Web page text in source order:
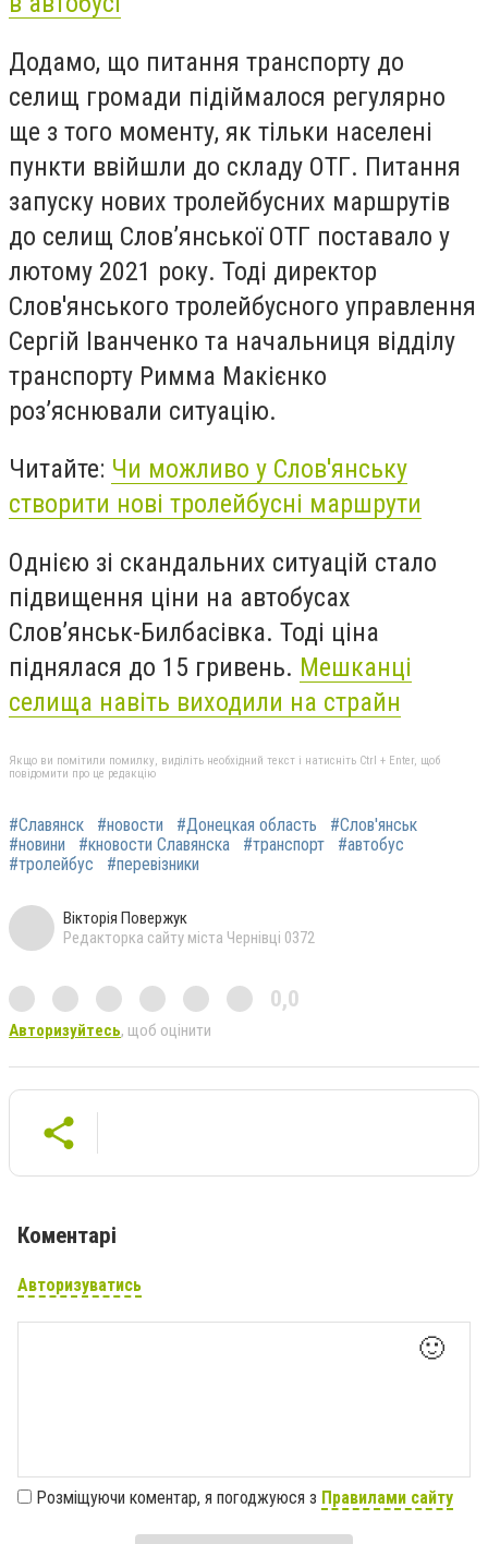
Додамо, що питання транспорту до
селищ громади підіймалося регулярно
ще з того моменту, як тільки населені
пункти ввійшли до складу ОТГ. Питання
запуску нових тролейбусних маршрутів
до селищ Слов’янської ОТГ поставало у
лютому 2021 року. Тоді директор
Слов'янського тролейбусного управлення
Сергій Іванченко та начальниця відділу
транспорту Римма Макієнко
роз’яснювали ситуацію.
Читайте: Чи можливо у Слов'янську
створити нові тролейбусні маршрути
Однією зі скандальних ситуацій стало
підвищення ціни на автобусах
Слов’янськ-Билбасівка. Тоді ціна
піднялася до 15 гривень. Мешканці
селища навіть виходили на страйн
Якщо ви помітили помилку, виділіть необхідний текст і натисніть Ctrl + Enter, щоб
повідомити про це редакцію
#Славянск #новости #Донецкая область
#Слов'янськ
#новини
#кновости Славянска #транспорт
#автобус
#тролейбус
#перевізники
Вікторія Повержук
Редакторка сайту міста Чернівці 0372
0,0
Авторизуйтесь, щоб оцінити
Коментарі
Авторизуватись
🙂
Розміщуючи коментар, я погоджуюся з Правилами сайту